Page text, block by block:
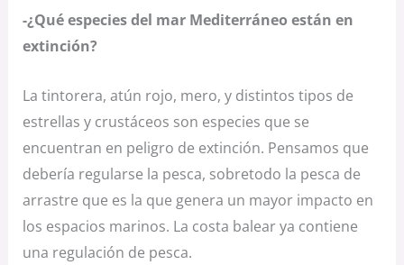
-¿Qué especies del mar Mediterráneo están en
extinción?
La tintorera, atún rojo, mero, y distintos tipos de
estrellas y crustáceos son especies que se
encuentran en peligro de extinción. Pensamos que
debería regularse la pesca, sobretodo la pesca de
arrastre que es la que genera un mayor impacto en
los espacios marinos. La costa balear ya contiene
una regulación de pesca.